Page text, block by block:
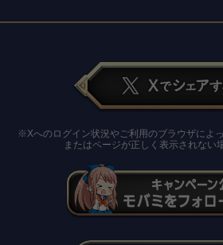
※Xへのログイン状況やご利用のブラウザによ
またはページが正しく表示されない